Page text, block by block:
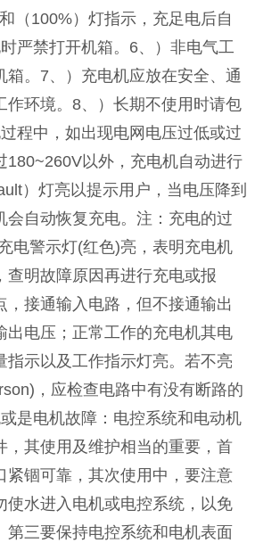
（100%）灯指示，充足电后自
严禁打开机箱。6、）非电气工
箱。7、）充电机应放在安全、通
作环境。8、）长期不使用时请包
程中，如出现电网电压过低或过
180~260V以外，充电机自动进行
）灯亮以提示用户，当电压降到
会自动恢复充电。注：充电的过
电警示灯(红色)亮，表明充电机
查明故障原因再进行充电或报
，接通输入电路，但不接通输出
出电压；正常工作的充电机其电
指示以及工作指示灯亮。若不亮
，应检查电路中有没有断路的
是电机故障：电控系统和电动机
，其使用及维护相当的重要，首
紧锢可靠，其次使用中，要注意
使水进入电机或电控系统，以免
第三要保持电控系统和电机表面